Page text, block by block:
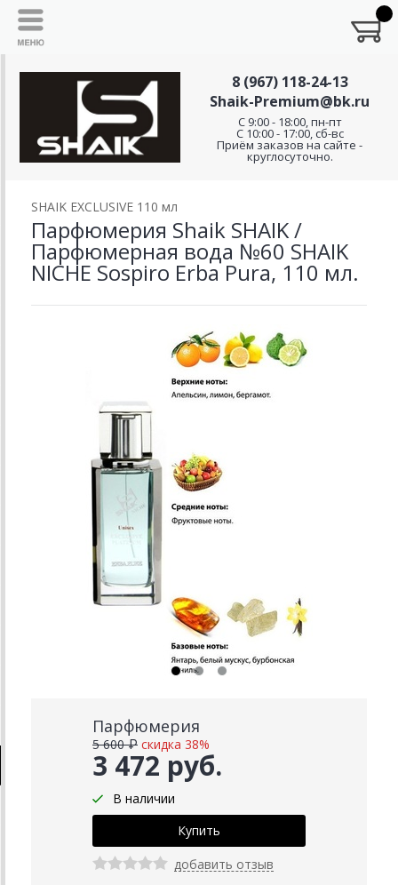
8 (967) 118-24-13
Shaik-Premium@bk.ru
C 9:00 - 18:00, пн-пт
С 10:00 - 17:00, сб-вс
Приём заказов на сайте -
круглосуточно.
SHAIK EXCLUSIVE 110 мл
Парфюмерия Shaik SHAIK /
Парфюмерная вода №60 SHAIK
NICHE Sospiro Erba Pura, 110 мл.
Парфюмерия
3 472 руб.
5 600 ₽ скидка 38%
В наличии
добавить отзыв